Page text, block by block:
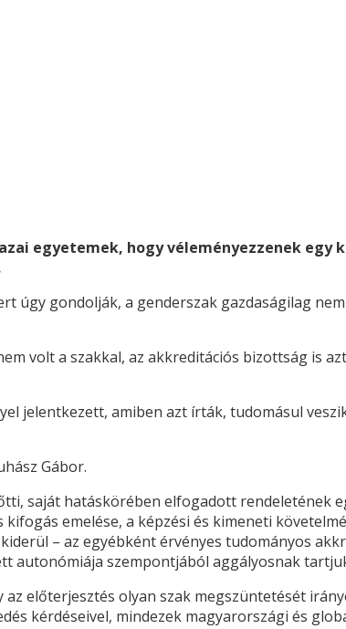
egyetemek, hogy véleményezzenek
úgy gondolják, a genderszak gazdaságilag
volt a szakkal, az akkreditációs bizottság is
jelentkezett, amiben azt írták, tudomásul
Gábor.
saját hatáskörében elfogadott
emelése, a képzési és kimeneti
– az egyébként érvényes tudományos
szempontjából aggályosnak
előterjesztés olyan szak megszüntetését
kérdéseivel, mindezek magyarországi és